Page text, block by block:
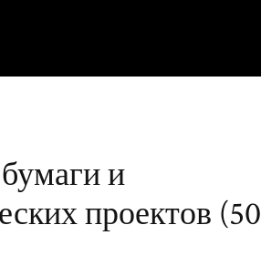
и
проектов (50